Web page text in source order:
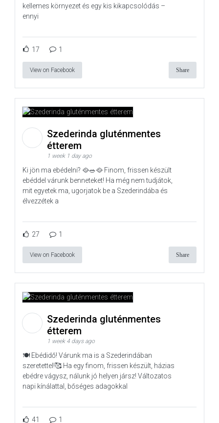
kellemes környezet és egy kis kikapcsolódás –
ennyi
17 1
View on Facebook Share
Szederinda gluténmentes
étterem
1 week 1 day ago
Ki jön ma ebédelni? 🥘🥗🥘 Finom, frissen készült
ebéddel várunk benneteket! Ha még nem tudjátok,
mit egyetek ma, ugorjatok be a Szederindába és
élvezzétek a
27 1
View on Facebook Share
Szederinda gluténmentes
étterem
1 week 4 days ago
🍽️ Ebédidő! Várunk ma is a Szederindában
szeretettel!🥰 Ha egy finom, frissen készült, házias
ebédre vágysz, nálunk jó helyen jársz! Változatos
napi kínálattal, bőséges adagokkal
41 1